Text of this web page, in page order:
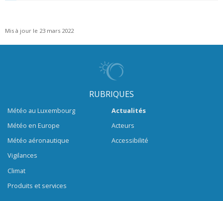
Mis à jour le 23 mars 2022
RUBRIQUES
Météo au Luxembourg
Météo en Europe
Météo aéronautique
Vigilances
Climat
Produits et services
Actualités
Acteurs
Accessibilité